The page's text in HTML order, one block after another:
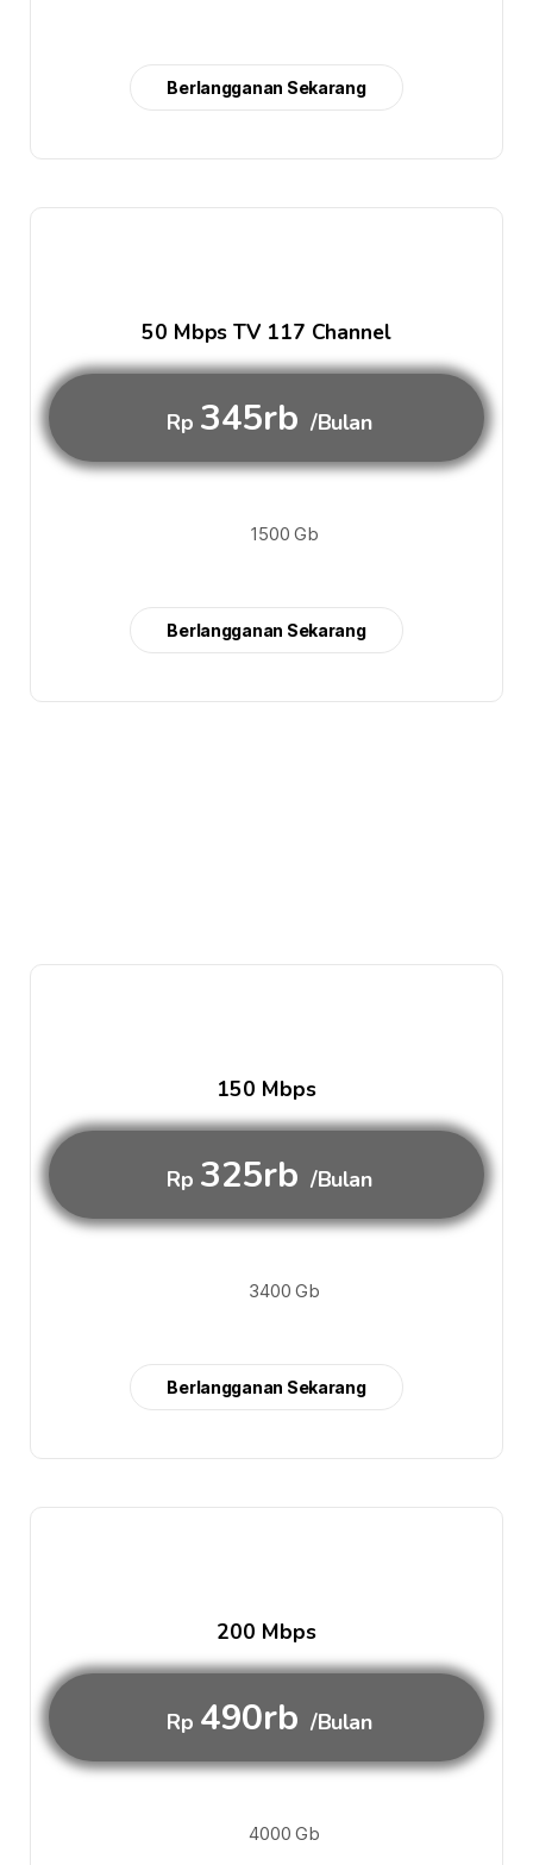
Berlangganan Sekarang
50 Mbps TV 117 Channel
Rp 345rb /Bulan
1500 Gb
Berlangganan Sekarang
150 Mbps
Rp 325rb /Bulan
3400 Gb
Berlangganan Sekarang
200 Mbps
Rp 490rb /Bulan
4000 Gb